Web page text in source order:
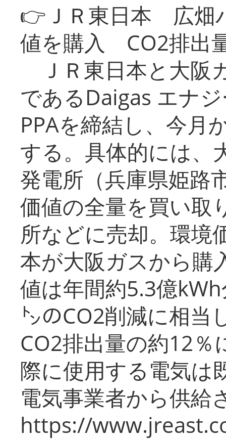
👉ＪＲ東日本 広畑
値を購入 CO2排出
ＪＲ東日本と大阪
であるDaigas エナ
PPAを締結し、今月
する。具体的には、
発電所（兵庫県姫路
価値の全量を買い取
所などに売却。環境
本が大阪ガスから購
値は年間約5.3億
㌧のCO2削減に相当
CO2排出量の約12％
際に使用する電気は
電気事業者から供給
https://